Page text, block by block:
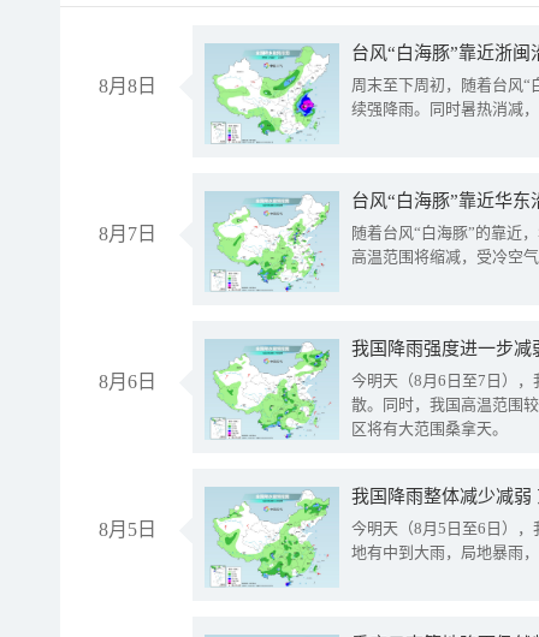
8月8日
台风“白海豚”靠近浙
周末至下周初，随着台风“
续强降雨。同时暑热消减
8月7日
台风“白海豚”靠近华
随着台风“白海豚”的靠近
高温范围将缩减，受冷空
8月6日
今明天（8月6日至7日）
散。同时，我国高温范围
区将有大范围桑拿天。
8月5日
我国降雨整体减少减弱
今明天（8月5日至6日）
地有中到大雨，局地暴雨